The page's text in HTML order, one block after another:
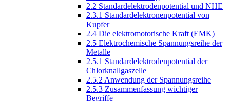
2.2 Standardelektrodenpotential und NHE
2.3.1 Standardelektronenpotential von
Kupfer
2.4 Die elektromotorische Kraft (EMK)
2.5 Elektrochemische Spannungsreihe der
Metalle
2.5.1 Standardelektrodenpotential der
Chlorknallgaszelle
2.5.2 Anwendung der Spannungsreihe
2.5.3 Zusammenfassung wichtiger
Begriffe